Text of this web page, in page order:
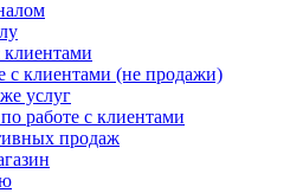
клиентами
с клиентами (не продажи)
услуг
работе с клиентами
продаж